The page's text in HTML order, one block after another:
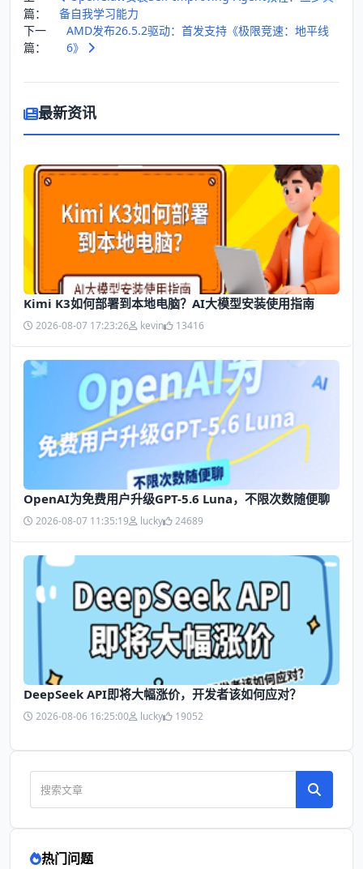
篇：
备自我学习能力
下一
篇：
AMD发布26.5.2驱动：首发支持《极限竞速：地平线
6》
最新资讯
Kimi K3如何部署到本地电脑？AI大模型安装使用指南
2026-08-07 17:23:26 kevin 13416
OpenAI为免费用户升级GPT-5.6 Luna，不限次数随便聊
2026-08-07 11:35:19 lucky 24689
DeepSeek API即将大幅涨价，开发者该如何应对？
2026-08-06 16:25:00 lucky 19052
热门问题